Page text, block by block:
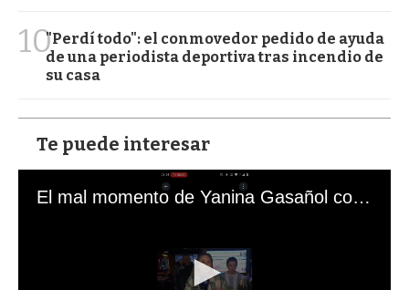
10"Perdí todo": el conmovedor pedido de ayuda
de una periodista deportiva tras incendio de
su casa
Te puede interesar
El mal momento de Yanina Gasañol con un hincha argentino en "Subrayado"